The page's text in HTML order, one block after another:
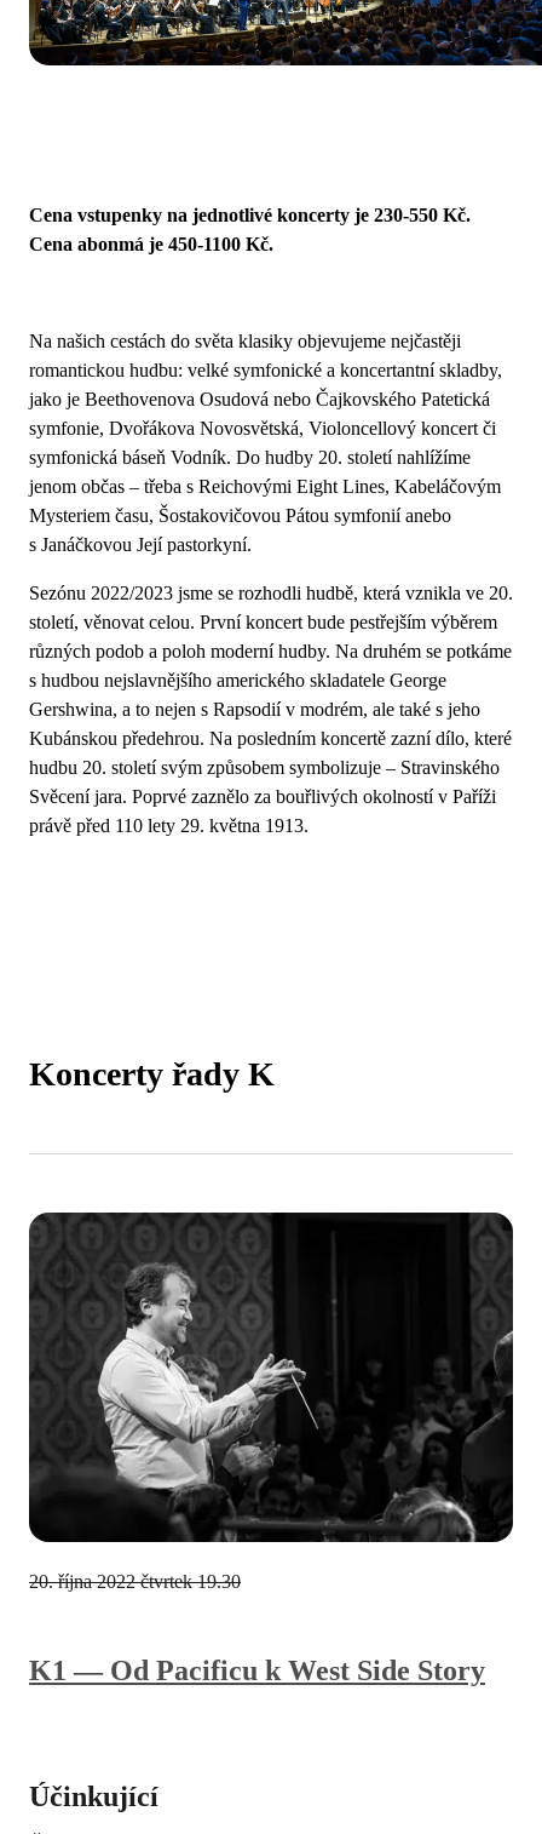
Cena vstupenky na jednotlivé koncerty je 230-550 Kč.
Cena abonmá je 450-1100 Kč.
Na našich cestách do světa klasiky objevujeme nejčastěji
romantickou hudbu: velké symfonické a koncertantní skladby,
jako je Beethovenova Osudová nebo Čajkovského Patetická
symfonie, Dvořákova Novosvětská, Violoncellový koncert či
symfonická báseň Vodník. Do hudby 20. století nahlížíme
jenom občas – třeba s Reichovými Eight Lines, Kabeláčovým
Mysteriem času, Šostakovičovou Pátou symfonií anebo
s Janáčkovou Její pastorkyní.
Sezónu 2022/2023 jsme se rozhodli hudbě, která vznikla ve 20.
století, věnovat celou. První koncert bude pestřejším výběrem
různých podob a poloh moderní hudby. Na druhém se potkáme
s hudbou nejslavnějšího amerického skladatele George
Gershwina, a to nejen s Rapsodií v modrém, ale také s jeho
Kubánskou předehrou. Na posledním koncertě zazní dílo, které
hudbu 20. století svým způsobem symbolizuje – Stravinského
Svěcení jara. Poprvé zaznělo za bouřlivých okolností v Paříži
právě před 110 lety 29. května 1913.
Koncerty řady K
K1 — Od Pacificu k West Side Story
Účinkující
20. října 2022 čtvrtek 19.30